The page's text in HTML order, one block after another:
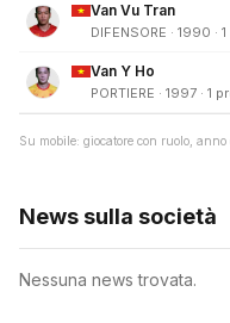
Van Vu Tran
DIFENSORE · 1990 ·
Van Y Ho
PORTIERE · 1997 · 1
Su mobile: giocatore con ruolo, anno
News sulla società
Nessuna news trovata.